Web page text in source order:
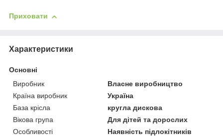
Приховати
Характеристики
Основні
Виробник
Власне виробництво
Країна виробник
Україна
База крісла
кругла дискова
Вікова група
Для дітей та дорослих
Особливості
Наявність підлокітників